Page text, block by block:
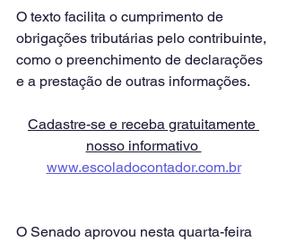
O texto facilita o cumprimento de
obrigações tributárias pelo contribuinte,
como o preenchimento de declarações
e a prestação de outras informações.
Cadastre-se e receba gratuitamente
nosso informativo
www.escoladocontador.com.br
O Senado aprovou nesta quarta-feira